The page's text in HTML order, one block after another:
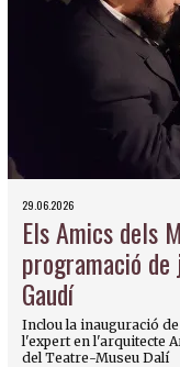
29.06.2026
Els Amics dels
programació
Gaudí
Inclou la inauguració
l'expert en l'arquitecte
del Teatre-Museu Dalí